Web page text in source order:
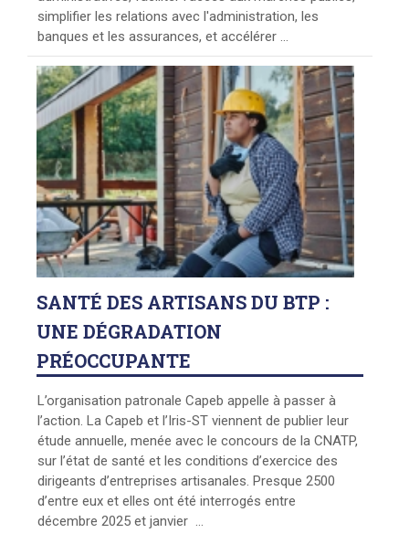
simplifier les relations avec l'administration, les
banques et les assurances, et accélérer ...
SANTÉ DES ARTISANS DU BTP :
UNE DÉGRADATION
PRÉOCCUPANTE
L’organisation patronale Capeb appelle à passer à
l’action. La Capeb et l’Iris-ST viennent de publier leur
étude annuelle, menée avec le concours de la CNATP,
sur l’état de santé et les conditions d’exercice des
dirigeants d’entreprises artisanales. Presque 2500
d’entre eux et elles ont été interrogés entre
décembre 2025 et janvier ...